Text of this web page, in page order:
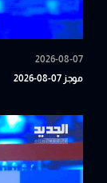
2026-08-07
موجز 07-08-2026